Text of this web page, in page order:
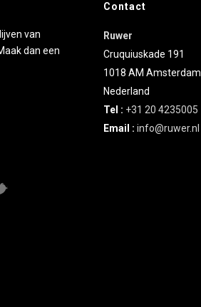
van
dan een
Contact
Ruwer
Cruquiuskade 191
1018 AM Amsterdam
Nederland
Tel : +31 20 4235005
Email : info@ruwer.nl